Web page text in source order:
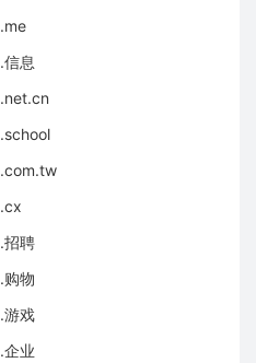
.me
.信息
.net.cn
.school
.com.tw
.cx
.招聘
.购物
.游戏
.企业